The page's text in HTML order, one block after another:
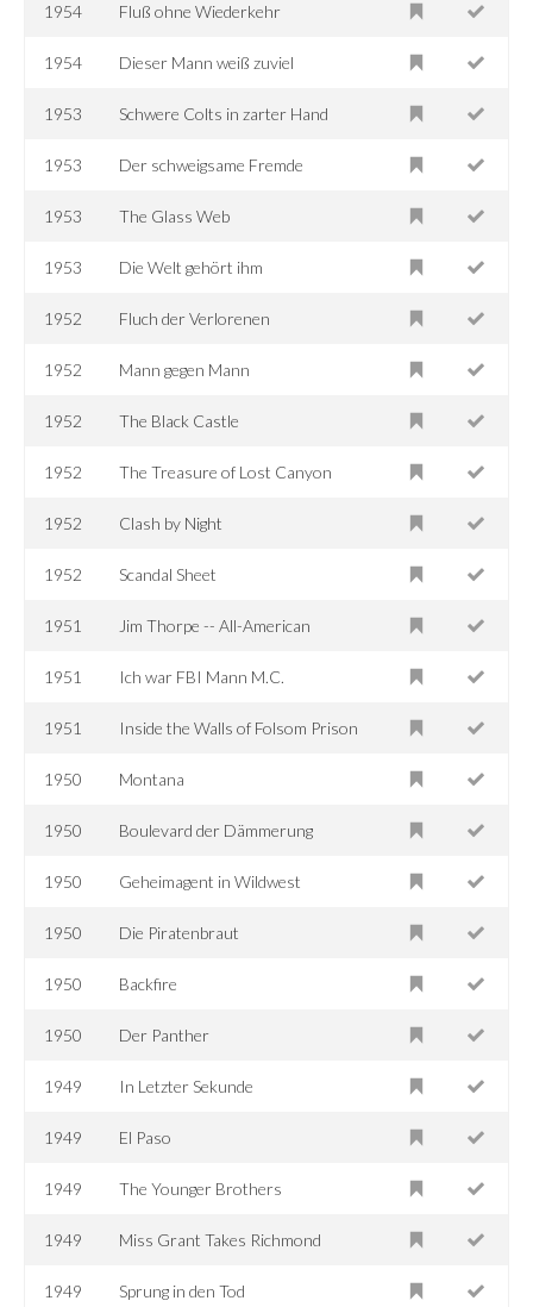
1954 Fluß ohne Wiederkehr
1954 Dieser Mann weiß zuviel
1953 Schwere Colts in zarter Hand
1953 Der schweigsame Fremde
1953 The Glass Web
1953 Die Welt gehört ihm
1952 Fluch der Verlorenen
1952 Mann gegen Mann
1952 The Black Castle
1952 The Treasure of Lost Canyon
1952 Clash by Night
1952 Scandal Sheet
1951 Jim Thorpe -- All-American
1951 Ich war FBI Mann M.C.
1951 Inside the Walls of Folsom Prison
1950 Montana
1950 Boulevard der Dämmerung
1950 Geheimagent in Wildwest
1950 Die Piratenbraut
1950 Backfire
1950 Der Panther
1949 In Letzter Sekunde
1949 El Paso
1949 The Younger Brothers
1949 Miss Grant Takes Richmond
1949 Sprung in den Tod